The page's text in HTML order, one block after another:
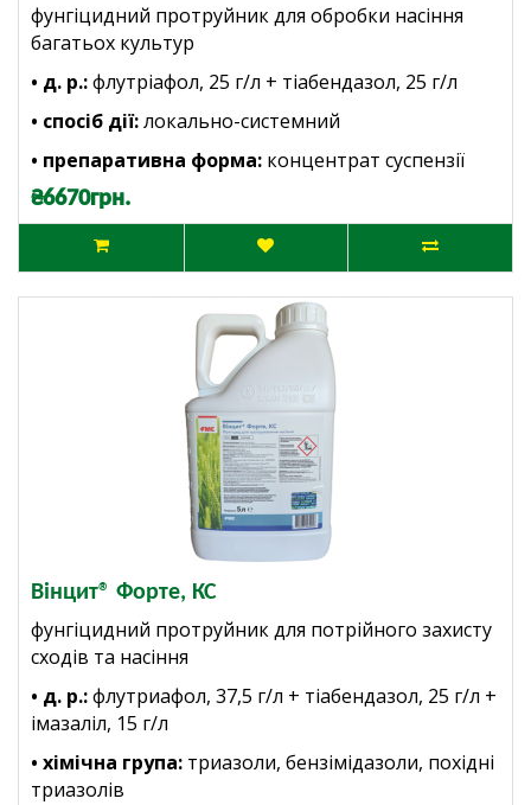
фунгіцидний протруйник для обробки насіння
багатьох культур
• д. р.:флутріафол, 25 г/л + тіабендазол, 25 г/л
• спосіб дії:локально-системний
• препаративна форма: концентрат суспензії
₴6670грн.
Вінцит® Форте, КС
фунгіцидний протруйник для потрійного захисту
сходів та насіння
• д. р.:флутриафол, 37,5 г/л + тіабендазол, 25 г/л +
імазаліл, 15 г/л
• хімічна група: триазоли, бензімідазоли, похідні
триазолів